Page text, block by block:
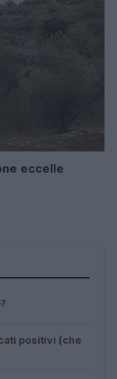
eccelle
positivi (che